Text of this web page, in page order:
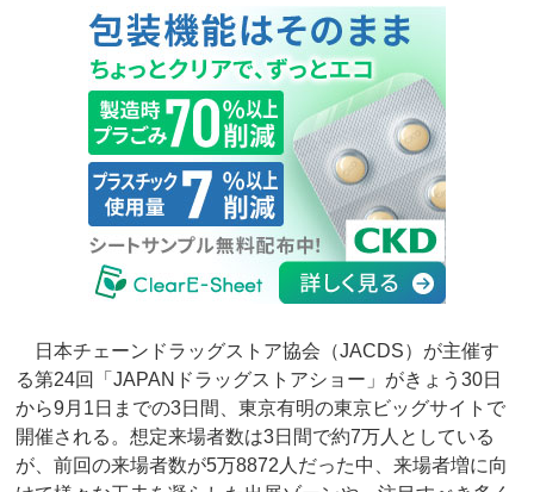
日本チェーンドラッグストア協会（JACDS）が主催す
る第24回「JAPANドラッグストアショー」がきょう30日
から9月1日までの3日間、東京有明の東京ビッグサイトで
開催される。想定来場者数は3日間で約7万人としている
が、前回の来場者数が5万8872人だった中、来場者増に向